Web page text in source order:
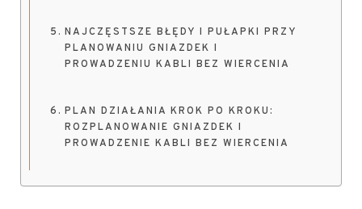
NAJCZĘSTSZE BŁĘDY I PUŁAPKI PRZY
PLANOWANIU GNIAZDEK I
PROWADZENIU KABLI BEZ WIERCENIA
PLAN DZIAŁANIA KROK PO KROKU:
ROZPLANOWANIE GNIAZDEK I
PROWADZENIE KABLI BEZ WIERCENIA